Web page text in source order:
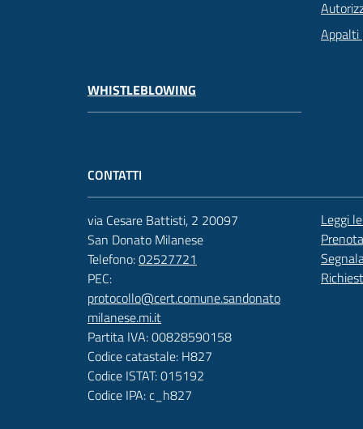
Appalti
WHISTLEBLOWING
CONTATTI
via Cesare Battisti, 2 20097
San Donato Milanese
Telefono:02527721
PEC:
protocollo@cert.comune.sandonato
milanese.mi.it
Partita IVA: 00828590158
Codice catastale: H827
Codice ISTAT: 015192
Codice IPA: c_h827
Leggi